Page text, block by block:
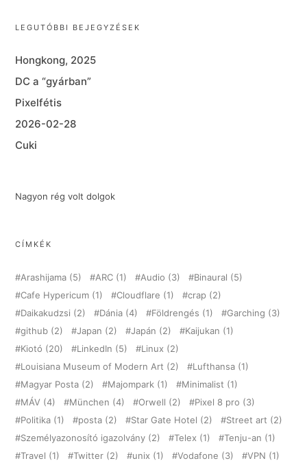
LEGUTÓBBI BEJEGYZÉSEK
Hongkong, 2025
DC a “gyárban”
Pixelfétis
2026-02-28
Cuki
Nagyon rég volt dolgok
CÍMKÉK
Arashijama (5) ARC (1) Audio (3) Binaural (5)
Cafe Hypericum (1) Cloudflare (1) crap (2)
Daikakudzsi (2) Dánia (4) Földrengés (1) Garching (3)
github (2) Japan (2) Japán (2) Kaijukan (1)
Kiotó (20) LinkedIn (5) Linux (2)
Louisiana Museum of Modern Art (2) Lufthansa (1)
Magyar Posta (2) Majompark (1) Minimalist (1)
MÁV (4) München (4) Orwell (2) Pixel 8 pro (3)
Politika (1) posta (2) Star Gate Hotel (2) Street art (2)
Személyazonosító igazolvány (2) Telex (1) Tenju-an (1)
Travel (1) Twitter (2) unix (1) Vodafone (3) VPN (1)